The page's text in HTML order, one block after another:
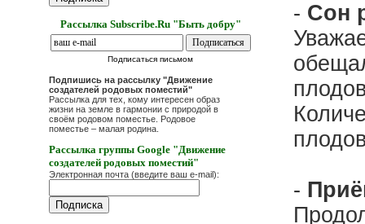
Рассылка Subscribe.Ru "Быть добру"
Подписаться письмом
Подпишись на рассылку "Движение
создателей родовых поместий"
Рассылка для тех, кому интересен образ
жизни на земле в гармонии с природой в
своём родовом поместье. Родовое
поместье – малая родина.
Рассылка группы Google "Движение
создателей родовых поместий"
Электронная почта (введите ваш e-mail):
- Сон
-